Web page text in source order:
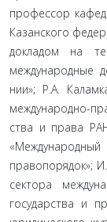
профессор
Казанского
докладом на
международные
нии»; Р.А.
международно-
ства и права
правопорядок»;
сектора
государства и